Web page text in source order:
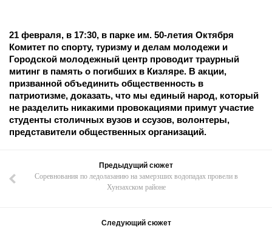
21 февраля, в 17:30, в парке им. 50-летия Октября
Комитет по спорту, туризму и делам молодежи и
Городской молодежный центр проводит траурный
митинг в память о погибших в Кизляре. В акции,
призванной объединить общественность в
патриотизме, доказать, что мы единый народ, который
не разделить никакими провокациями примут участие
студенты столичных вузов и ссузов, волонтеры,
представители общественных организаций.
Предыдущий сюжет
Соревнования по ледолазанию на замерзших водопадах провели в
Хунзахском районе
Следующий сюжет